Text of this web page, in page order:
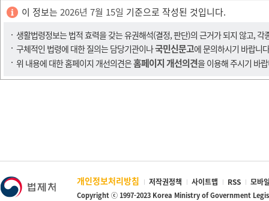
이 정보는 2026년 7월 15일 기준으로 작성된 것입니다.
생활법령정보는 법적 효력을 갖는 유권해석(결정, 판단)의 근거가 되지 않고,
구체적인 법령에 대한 질의는 담당기관이나국민신문고에 문의하시기 바랍니
위 내용에 대한 홈페이지 개선의견은홈페이지 개선의견을 이용해 주시기 바
개인정보처리방침 저작권정책 사이트맵 RSS 모바
Copyright ⓒ 1997-2023 Korea Ministry of Government